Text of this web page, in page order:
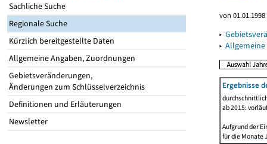
Sachliche Suche
Regionale Suche
Kürzlich bereitgestellte Daten
Allgemeine Angaben, Zuordnungen
Gebietsveränderungen,
Änderungen zum Schlüsselverzeichnis
Definitionen und Erläuterungen
Newsletter
von
▸
▸
Ergebnisse
ab 2015:
Aufgrund der
für die Monate